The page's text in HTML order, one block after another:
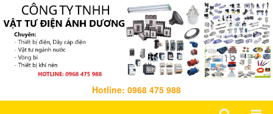
Hotline: 0968 475 988